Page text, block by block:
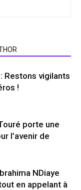
Restons vigilants
!
porte une
l’avenir de
NDiaye
en appelant à